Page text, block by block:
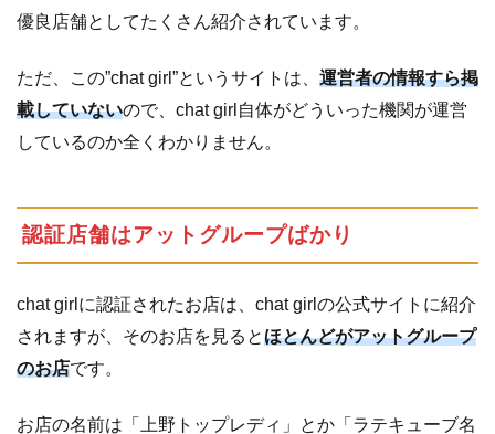
優良店舗としてたくさん紹介されています。
ただ、この”chat girl”というサイトは、 運営者の情報すら掲
載していないので、chat girl自体がどういった機関が運営
しているのか全くわかりません。
認証店舗はアットグループばかり
chat girlに認証されたお店は、chat girlの公式サイトに紹介
されますが、そのお店を見るとほとんどがアットグループ
のお店です。
お店の名前は「上野トップレディ」とか「ラテキューブ名